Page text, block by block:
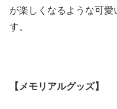
が楽しくなるような可愛
す。
【メモリアルグッズ】